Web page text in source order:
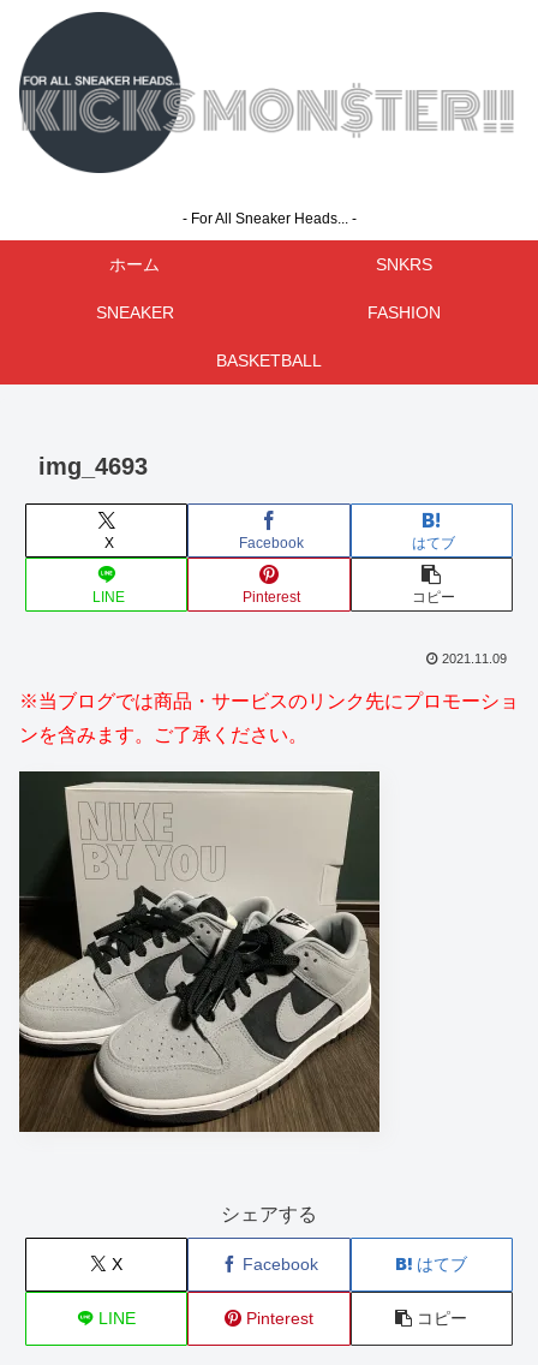
- For All Sneaker Heads... -
ホーム SNKRS
SNEAKER FASHION
BASKETBALL
img_4693
X Facebook はてブ
LINE Pinterest コピー
2021.11.09
※当ブログでは商品・サービスのリンク先にプロモーショ
ンを含みます。ご了承ください。
シェアする
X Facebook はてブ
LINE Pinterest コピー